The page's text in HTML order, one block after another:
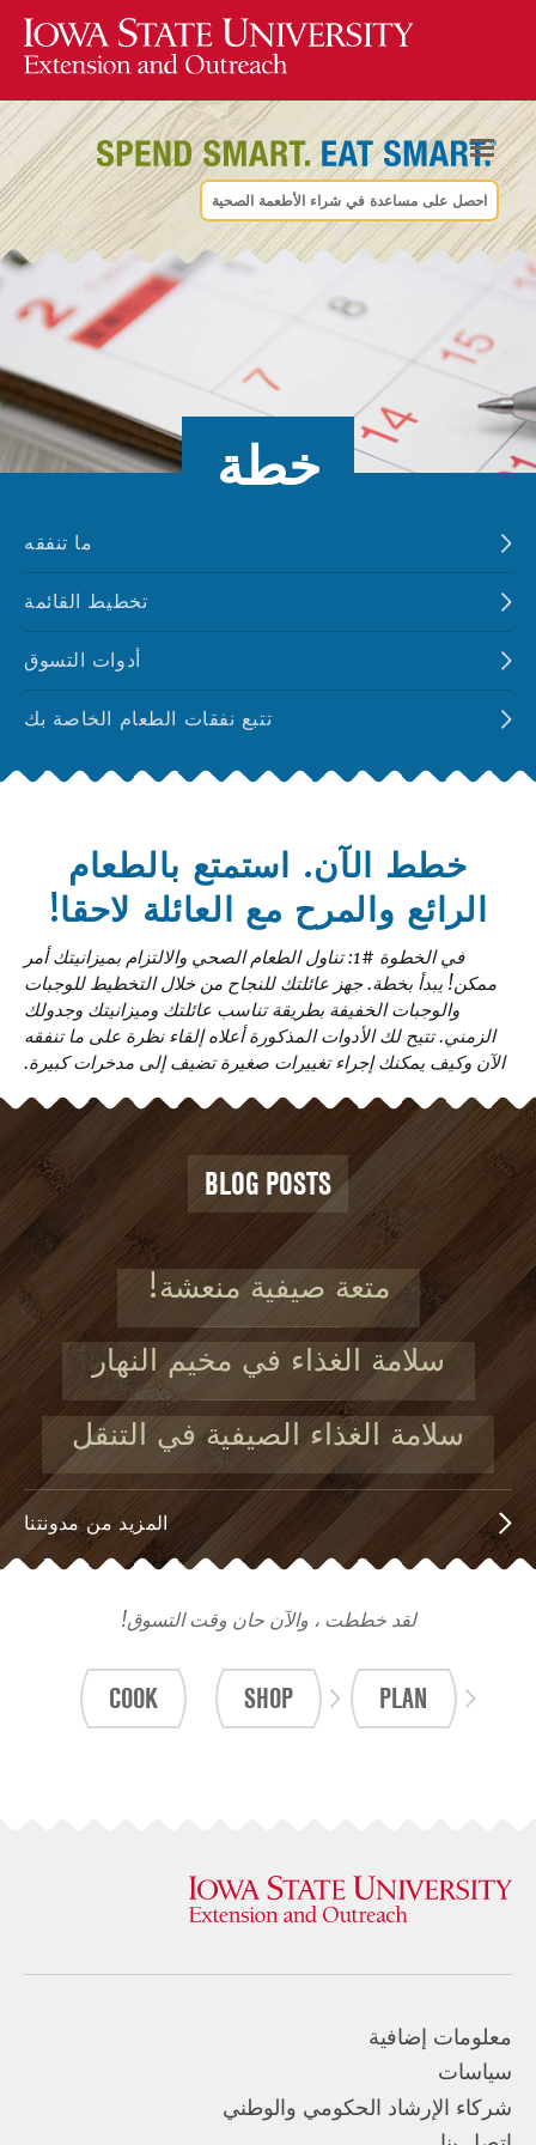
احصل على مساعدة في شراء الأطعمة الصحية
خطة
ما تنفقه
تخطيط القائمة
أدوات التسوق
تتبع نفقات الطعام الخاصة بك
خطط الآن. استمتع بالطعام
الرائع والمرح مع العائلة لاحقا!
في الخطوة #1: تناول الطعام الصحي والالتزام بميزانيتك أمر
ممكن! يبدأ بخطة. جهز عائلتك للنجاح من خلال التخطيط للوجبات
والوجبات الخفيفة بطريقة تناسب عائلتك وميزانيتك وجدولك
الزمني. تتيح لك الأدوات المذكورة أعلاه إلقاء نظرة على ما تنفقه
الآن وكيف يمكنك إجراء تغييرات صغيرة تضيف إلى مدخرات كبيرة.
BLOG POSTS
متعة صيفية منعشة!
سلامة الغذاء في مخيم النهار
سلامة الغذاء الصيفية في التنقل
المزيد من مدونتنا
لقد خططت ، والآن حان وقت التسوق!
PLAN
SHOP
COOK
معلومات إضافية
سياسات
شركاء الإرشاد الحكومي والوطني